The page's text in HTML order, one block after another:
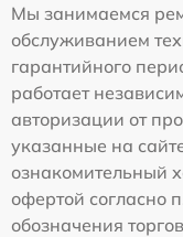
Мы занимаемся
обслуживанием
гарантийного
работает
авторизации от
указанные на
ознакомительный
офертой согласно
обозначения